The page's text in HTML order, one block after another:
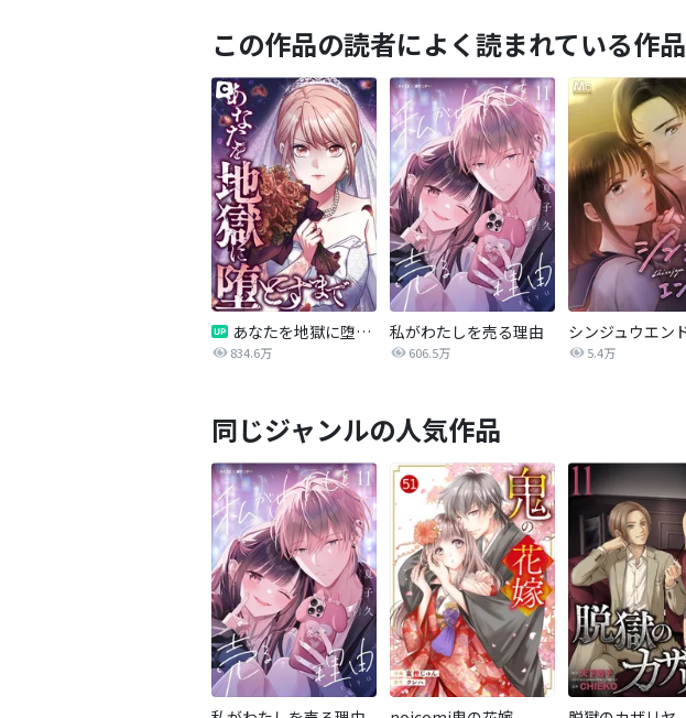
この作品の読者によく読まれている作品
あなたを地獄に堕とすまで
834.6万
私がわたしを売る理由
606.5万 5.4万
同じジャンルの人気作品